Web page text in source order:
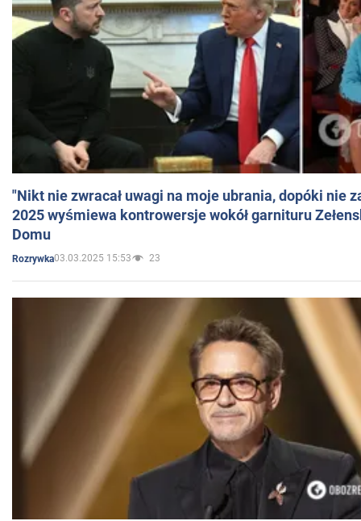
"Nikt nie zwracał uwagi na moje ubrania, dopóki nie
2025 wyśmiewa kontrowersje wokół garnituru
Domu
Rozrywka03.03.2025 15:53 23